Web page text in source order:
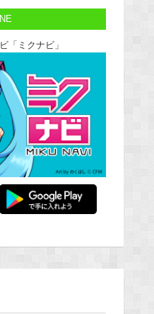
「ミクナビ」